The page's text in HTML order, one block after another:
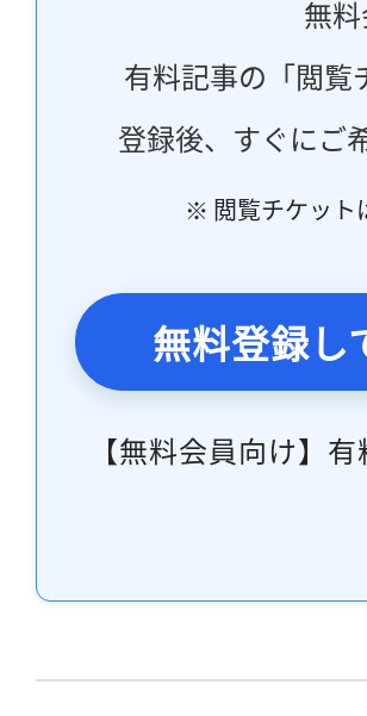
無
有料記事の「閲覧
登録後、すぐにご
※ 閲覧チケット
無料登録し
【無料会員向け】